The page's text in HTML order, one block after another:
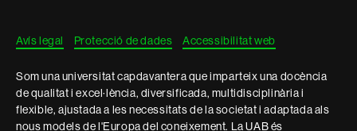
Avís legal Protecció de dades Accessibilitat web
Som una universitat capdavantera que imparteix una docència
de qualitat i excel·lència, diversificada, multidisciplinària i
flexible, ajustada a les necessitats de la societat i adaptada als
nous models de l'Europa del coneixement. La UAB és